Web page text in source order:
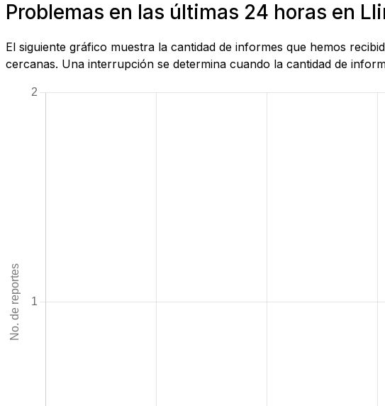
Problemas en las últimas 24 horas en
El siguiente gráfico muestra la cantidad de informes que hemos
cercanas. Una interrupción se determina cuando la cantidad de